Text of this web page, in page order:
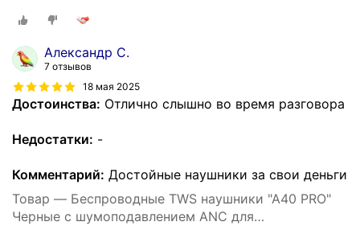
Александр С.
7 отзывов
18 мая 2025
Достоинства: Отлично слышно во время разговора
Недостатки: -
Комментарий: Достойные наушники за свои деньги
Товар — Беспроводные TWS наушники "A40 PRO"
Черные с шумоподавлением ANC для